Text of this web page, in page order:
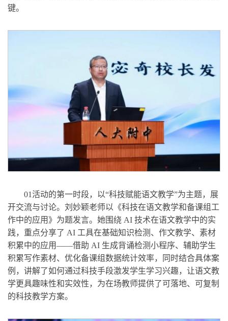
键。
01活动的第一时段，以“科技赋能语文教学”为主题，展
开交流与讨论。刘妙颖老师以《科技在语文教学和备课组工
作中的应用》为题发言。她围绕 AI 技术在语文教学中的实
践，重点分享了 AI 工具在基础知识检测、作文教学、素材
积累中的应用——借助 AI 生成背诵检测小程序、辅助学生
积累写作素材、优化备课组数据统计效率，同时结合具体案
例，讲解了如何通过科技手段激发学生学习兴趣，让语文教
学更具趣味性和实效性，为在场教师提供了可落地、可复制
的科技教学方案。